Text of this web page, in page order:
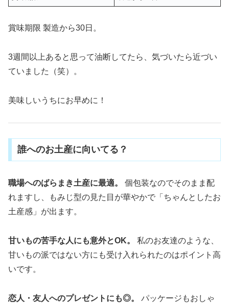
賞味期限 製造から30日。
3週間以上あると思って油断してたら、気づいたら近づい
ていました（笑）。
美味しいうちにお早めに！
誰へのお土産に向いてる？
職場へのばらまき土産に最適。
個包装なのでそのまま配
れますし、もみじ型の見た目が華やかで「ちゃんとしたお
土産感」が出ます。
甘いもの苦手な人にも意外とOK。
私のお友達のような、
甘いもの派ではない方にも受け入れられたのはポイント高
いです。
恋人・友人へのプレゼントにも◎。
パッケージもおしゃ